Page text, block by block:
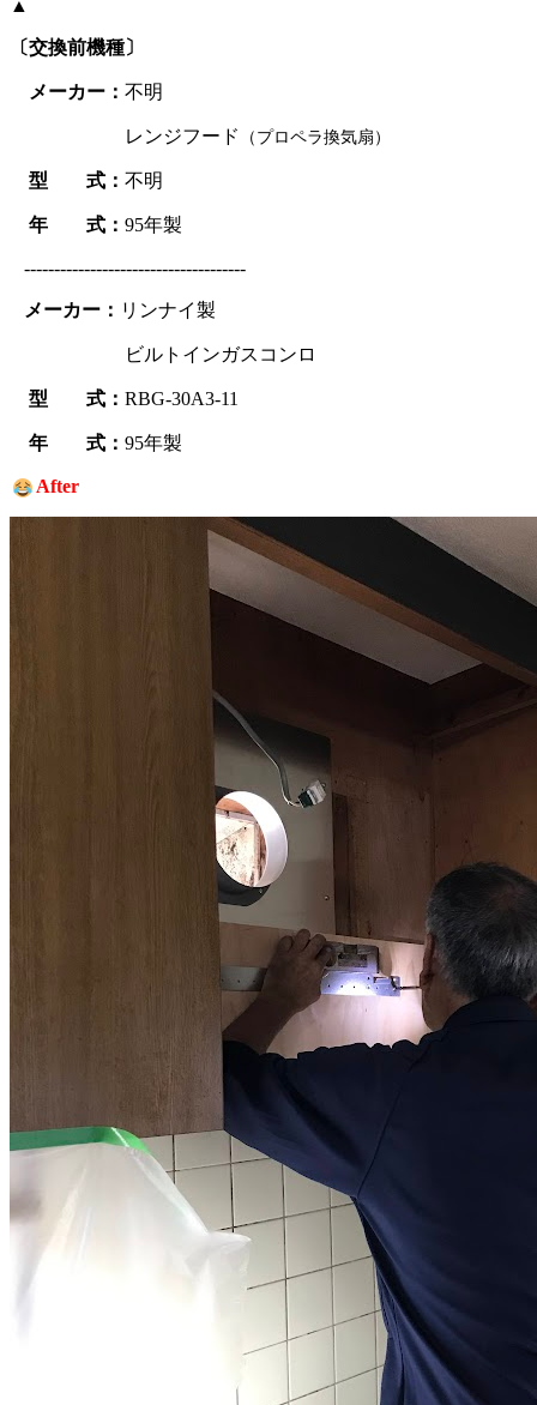
▲
〔交換前機種〕
メーカー： 不明
レンジフード （プロペラ換気扇）
型 式： 不明
年 式： 95年製
-------------------------------------
メーカー： リンナイ製
ビルトインガスコンロ
型 式： RBG-30A3-11
年 式： 95年製
After